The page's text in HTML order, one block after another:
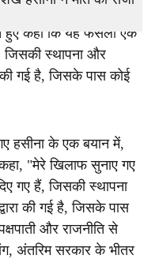
हसीना ने अपने खिलाफ
हुए कहा कि यह फैसला एक
जिसकी स्थापना और
की गई है, जिसके पास कोई
गए हसीना के एक बयान में,
"मेरे खिलाफ सुनाए गए
गए हैं, जिसकी स्थापना
की गई है, जिसके पास
और राजनीति से
अंतरिम सरकार के भीतर